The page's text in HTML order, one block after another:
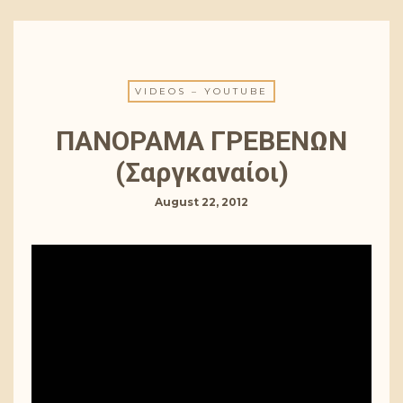
VIDEOS – YOUTUBE
ΠΑΝΟΡΑΜΑ ΓΡΕΒΕΝΩΝ
(Σαργκαναίοι)
August 22, 2012